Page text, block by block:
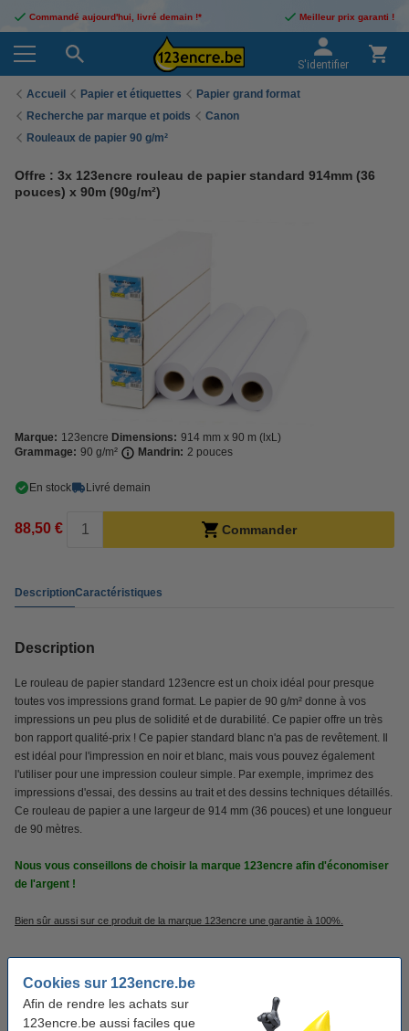
Cookies sur 123encre.be
Afin de rendre les achats sur
123encre.be aussi faciles que
Commandé aujourd'hui, livré demain !* Meilleur prix garanti !
S'identifier
Accueil Papier et étiquettes
Papier grand format
Recherche par marque et poids
Canon
Rouleaux de papier 90 g/m²
Offre : 3x 123encre rouleau de papier standard 914mm (36
pouces) x 90m (90g/m²)
Marque: 123encre Dimensions: 914 mm x 90 m (lxL)
Grammage: 90 g/m² Mandrin: 2 pouces
En stock Livré demain
88,50 € Commander
DescriptionCaractéristiques
Description
Le rouleau de papier standard 123encre est un choix idéal pour presque
toutes vos impressions grand format. Le papier de 90 g/m² donne à vos
impressions un peu plus de solidité et de durabilité. Ce papier offre un très
bon rapport qualité-prix ! Ce papier standard blanc n'a pas de revêtement. Il
est idéal pour l'impression en noir et blanc, mais vous pouvez également
l'utiliser pour une impression couleur simple. Par exemple, imprimez des
impressions d'essai, des dessins au trait et des dessins techniques détaillés.
Ce rouleau de papier a une largeur de 914 mm (36 pouces) et une longueur
de 90 mètres.
Nous vous conseillons de choisir la marque 123encre afin d'économiser
de l'argent !
Bien sûr aussi sur ce produit de la marque 123encre une garantie à 100%.
Marque: 123encre